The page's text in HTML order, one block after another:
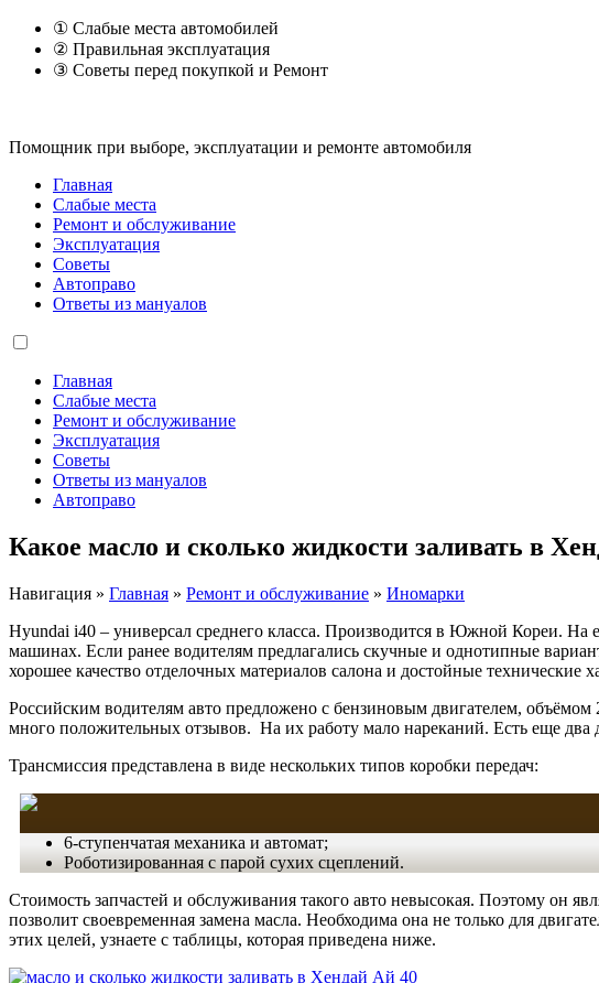
① Слабые места автомобилей
② Правильная эксплуатация
③ Советы перед покупкой и Ремонт
Помощник при выборе, эксплуатации и ремонте автомобиля
Главная
Слабые места
Ремонт и обслуживание
Эксплуатация
Советы
Автоправо
Ответы из мануалов
Главная
Слабые места
Ремонт и обслуживание
Эксплуатация
Советы
Ответы из мануалов
Автоправо
Какое масло и сколько жидкости заливать в
Навигация » Главная » Ремонт и обслуживание » Иномарки
Hyundai i40 – универсал среднего класса. Производится в Южной Кореи. На
машинах. Если ранее водителям предлагались скучные и однотипные
хорошее качество отделочных материалов салона и достойные технические
Российским водителям авто предложено с бензиновым двигателем,
много положительных отзывов. На их работу мало нареканий. Есть еще два
Трансмиссия представлена в виде нескольких типов коробки передач:
6-ступенчатая механика и автомат;
Роботизированная с парой сухих сцеплений.
Стоимость запчастей и обслуживания такого авто невысокая. Поэтому он
позволит своевременная замена масла. Необходима она не только для
этих целей, узнаете с таблицы, которая приведена ниже.